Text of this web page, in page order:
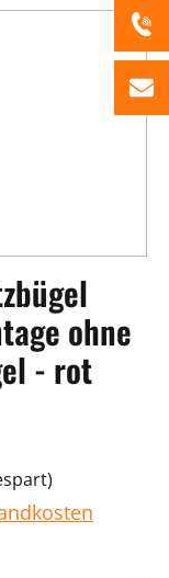
ohne
- rot